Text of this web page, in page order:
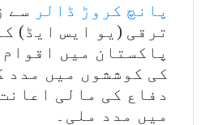
پانچ کروڑ ڈالر سے
ترقی (یو ایس ایڈ)
پاکستان میں
کی کوششوں میں مدد
میں مدد ملی۔